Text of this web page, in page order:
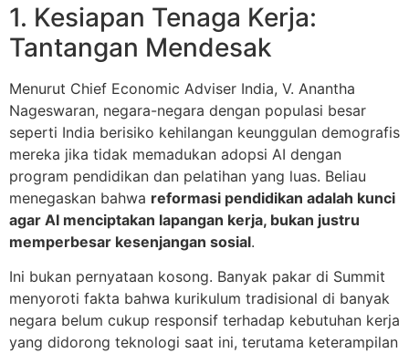
1. Kesiapan Tenaga Kerja:
Tantangan Mendesak
Menurut Chief Economic Adviser India, V. Anantha
Nageswaran, negara-negara dengan populasi besar
seperti India berisiko kehilangan keunggulan demografis
mereka jika tidak memadukan adopsi AI dengan
program pendidikan dan pelatihan yang luas. Beliau
menegaskan bahwa reformasi pendidikan adalah kunci
agar AI menciptakan lapangan kerja, bukan justru
memperbesar kesenjangan sosial.
Ini bukan pernyataan kosong. Banyak pakar di Summit
menyoroti fakta bahwa kurikulum tradisional di banyak
negara belum cukup responsif terhadap kebutuhan kerja
yang didorong teknologi saat ini, terutama keterampilan